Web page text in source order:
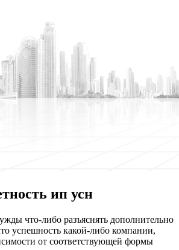
ип усн
что-либо разъяснять дополнительно
успешность какой-либо компании,
от соответствующей формы